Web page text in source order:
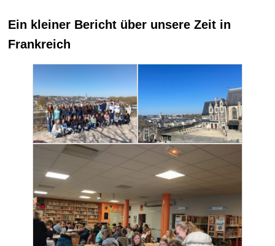
Ein kleiner Bericht über unsere Zeit in
Frankreich